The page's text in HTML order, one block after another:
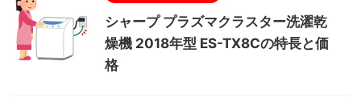
シャープ プラズマクラスター洗濯乾
燥機 2018年型 ES-TX8Cの特長と価
格